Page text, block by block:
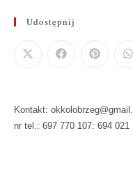
Udostępnij
Kontakt:
nr tel.: 697 770 107: 694 021